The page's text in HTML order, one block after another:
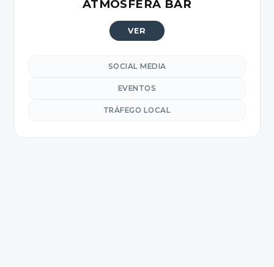
ATMOSFERA BAR
VER
SOCIAL MEDIA
EVENTOS
TRÁFEGO LOCAL